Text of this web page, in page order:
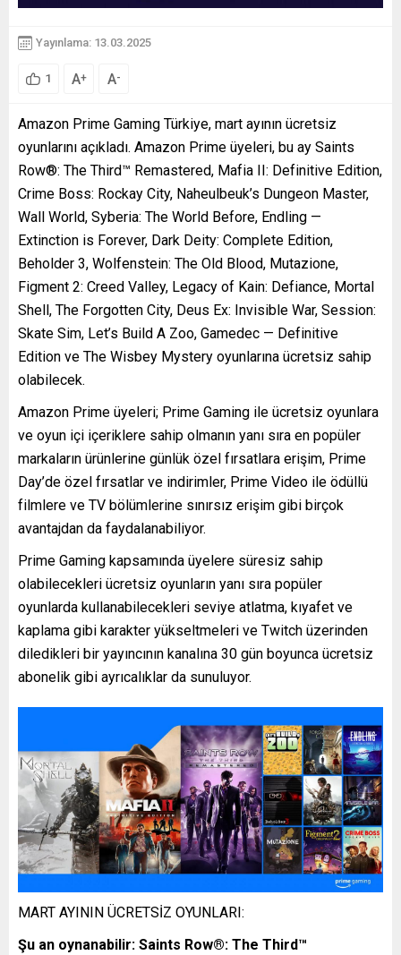
Yayınlama: 13.03.2025
1 A+ A-
Amazon Prime Gaming Türkiye, mart ayının ücretsiz
oyunlarını açıkladı. Amazon Prime üyeleri, bu ay Saints
Row®: The Third™ Remastered, Mafia II: Definitive Edition,
Crime Boss: Rockay City, Naheulbeuk’s Dungeon Master,
Wall World, Syberia: The World Before, Endling —
Extinction is Forever, Dark Deity: Complete Edition,
Beholder 3, Wolfenstein: The Old Blood, Mutazione,
Figment 2: Creed Valley, Legacy of Kain: Defiance, Mortal
Shell, The Forgotten City, Deus Ex: Invisible War, Session:
Skate Sim, Let’s Build A Zoo, Gamedec — Definitive
Edition ve The Wisbey Mystery oyunlarına ücretsiz sahip
olabilecek.
Amazon Prime üyeleri; Prime Gaming ile ücretsiz oyunlara
ve oyun içi içeriklere sahip olmanın yanı sıra en popüler
markaların ürünlerine günlük özel fırsatlara erişim, Prime
Day’de özel fırsatlar ve indirimler, Prime Video ile ödüllü
filmlere ve TV bölümlerine sınırsız erişim gibi birçok
avantajdan da faydalanabiliyor.
Prime Gaming kapsamında üyelere süresiz sahip
olabilecekleri ücretsiz oyunların yanı sıra popüler
oyunlarda kullanabilecekleri seviye atlatma, kıyafet ve
kaplama gibi karakter yükseltmeleri ve Twitch üzerinden
diledikleri bir yayıncının kanalına 30 gün boyunca ücretsiz
abonelik gibi ayrıcalıklar da sunuluyor.
MART AYININ ÜCRETSİZ OYUNLARI:
Şu an oynanabilir: Saints Row®: The Third™